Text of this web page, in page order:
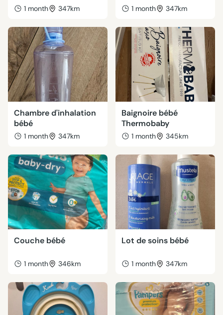
1 month 347km 1 month 347km
Chambre d'inhalation
bébé
1 month 347km
Baignoire bébé
Thermobaby
1 month 345km
Couche bébé
1 month 346km
Lot de soins bébé
1 month 347km